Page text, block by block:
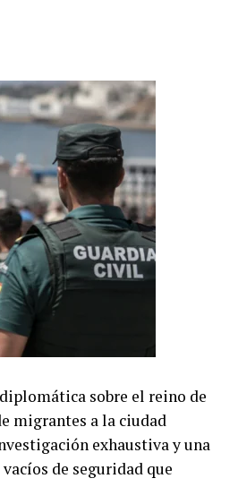
sobre el reino de
migrantes a la ciudad
exhaustiva y una
de seguridad que